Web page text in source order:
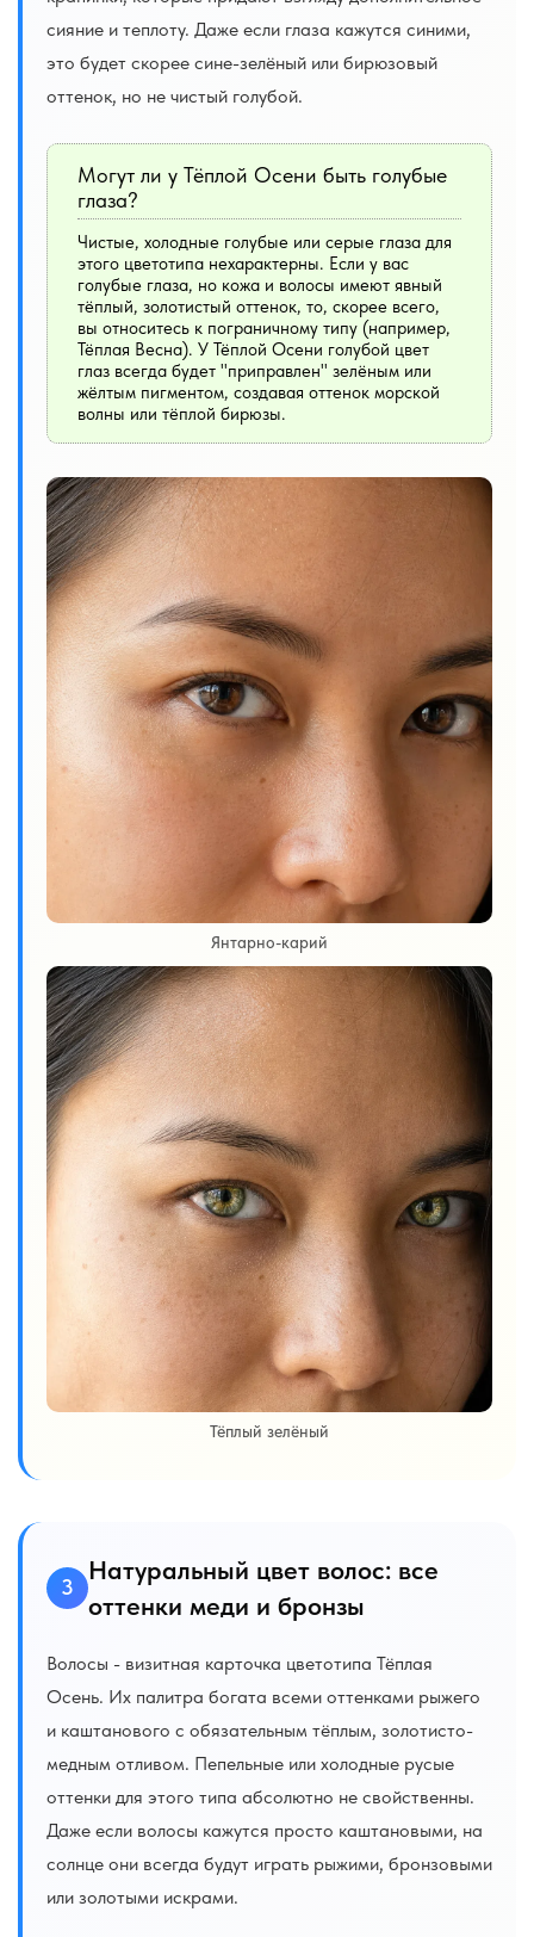
сияние и теплоту. Даже если глаза кажутся синими,
это будет скорее сине-зелёный или бирюзовый
оттенок, но не чистый голубой.
Могут ли у Тёплой Осени быть голубые
глаза?
Чистые, холодные голубые или серые глаза для
этого цветотипа нехарактерны. Если у вас
голубые глаза, но кожа и волосы имеют явный
тёплый, золотистый оттенок, то, скорее всего,
вы относитесь к пограничному типу (например,
Тёплая Весна). У Тёплой Осени голубой цвет
глаз всегда будет "приправлен" зелёным или
жёлтым пигментом, создавая оттенок морской
волны или тёплой бирюзы.
Янтарно-карий
Тёплый зелёный
3
Натуральный цвет волос: все
оттенки меди и бронзы
Волосы - визитная карточка цветотипа Тёплая
Осень. Их палитра богата всеми оттенками рыжего
и каштанового с обязательным тёплым, золотисто-
медным отливом. Пепельные или холодные русые
оттенки для этого типа абсолютно не свойственны.
Даже если волосы кажутся просто каштановыми, на
солнце они всегда будут играть рыжими, бронзовыми
или золотыми искрами.